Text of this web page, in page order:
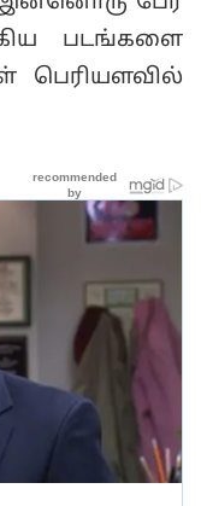
படங்களை
பெரியளவில்